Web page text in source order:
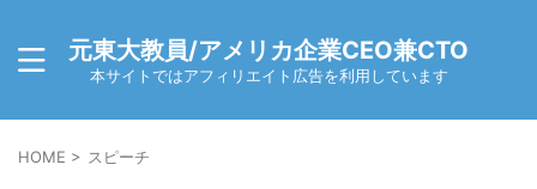
元東大教員/アメリカ企業CEO兼CTO
本サイトではアフィリエイト広告を利用しています
HOME > スピーチ